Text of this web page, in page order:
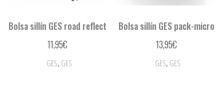
Bolsa sillín GES road reflect
11,95€
GES, GES
Bolsa sillín GES pack-micro
13,95€
GES, GES